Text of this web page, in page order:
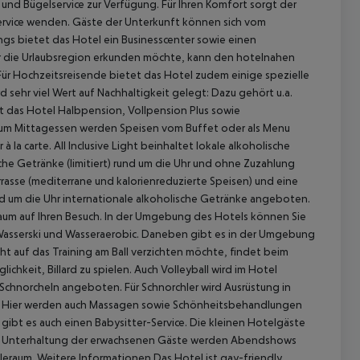
Bügelservice zur Verfügung. Für Ihren Komfort sorgt der
wenden. Gäste der Unterkunft können sich vom
bietet das Hotel ein Businesscenter sowie einen
Urlaubsregion erkunden möchte, kann den hotelnahen
Hochzeitsreisende bietet das Hotel zudem einige spezielle
sehr viel Wert auf Nachhaltigkeit gelegt: Dazu gehört u.a.
Hotel Halbpension, Vollpension Plus sowie
Mittagessen werden Speisen vom Buffet oder als Menu
la carte. All Inclusive Light beinhaltet lokale alkoholische
Getränke (limitiert) rund um die Uhr und ohne Zuzahlung
(mediterrane und kalorienreduzierte Speisen) und eine
um die Uhr internationale alkoholische Getränke angeboten.
auf Ihren Besuch. In der Umgebung des Hotels können Sie
und Wasseraerobic. Daneben gibt es in der Umgebung
auf das Training am Ball verzichten möchte, findet beim
Billard zu spielen. Auch Volleyball wird im Hotel
angeboten. Für Schnorchler wird Ausrüstung in
werden auch Massagen sowie Schönheitsbehandlungen
es auch einen Babysitter-Service. Die kleinen Hotelgäste
der erwachsenen Gäste werden Abendshows